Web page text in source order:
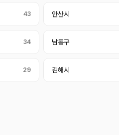
43 안산시
34 남동구
29 김해시